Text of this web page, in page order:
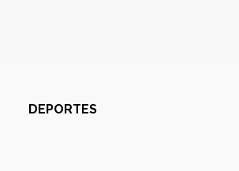
DEPORTES